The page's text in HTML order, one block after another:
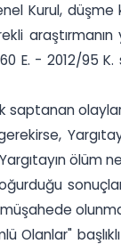
Kurul,
- 2012/95 K.
ölüm
doğurduğu
Olanlar"